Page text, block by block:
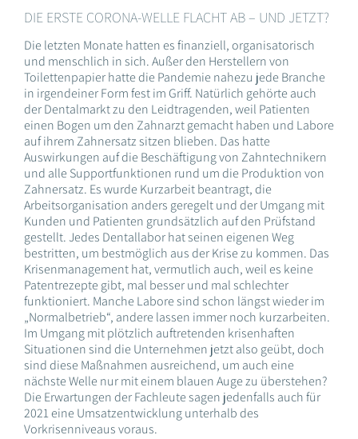
DIE ERSTE CORONA-WELLE FLACHT AB – UND JETZT?
Die letzten Monate hatten es finanziell, organisatorisch
und menschlich in sich. Außer den Herstellern von
Toilettenpapier hatte die Pandemie nahezu jede Branche
in irgendeiner Form fest im Griff. Natürlich gehörte auch
der Dentalmarkt zu den Leidtragenden, weil Patienten
einen Bogen um den Zahnarzt gemacht haben und Labore
auf ihrem Zahnersatz sitzen blieben. Das hatte
Auswirkungen auf die Beschäftigung von Zahntechnikern
und alle Supportfunktionen rund um die Produktion von
Zahnersatz. Es wurde Kurzarbeit beantragt, die
Arbeitsorganisation anders geregelt und der Umgang mit
Kunden und Patienten grundsätzlich auf den Prüfstand
gestellt. Jedes Dentallabor hat seinen eigenen Weg
bestritten, um bestmöglich aus der Krise zu kommen. Das
Krisenmanagement hat, vermutlich auch, weil es keine
Patentrezepte gibt, mal besser und mal schlechter
funktioniert. Manche Labore sind schon längst wieder im
„Normalbetrieb“, andere lassen immer noch kurzarbeiten.
Im Umgang mit plötzlich auftretenden krisenhaften
Situationen sind die Unternehmen jetzt also geübt, doch
sind diese Maßnahmen ausreichend, um auch eine
nächste Welle nur mit einem blauen Auge zu überstehen?
Die Erwartungen der Fachleute sagen jedenfalls auch für
2021 eine Umsatzentwicklung unterhalb des
Vorkrisenniveaus voraus.